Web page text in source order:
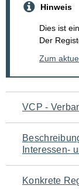
Hinweis
Dies ist
Der
Zum
für
den
VCP -
Interessen-
Konkrete